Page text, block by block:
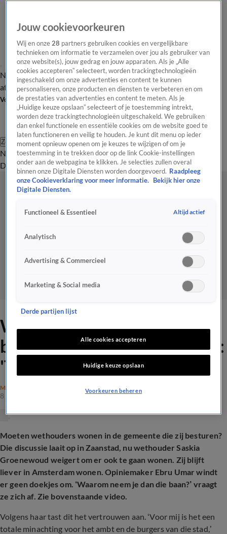
Nieuws van de DagOpinie van de Dag Onze categorieën Laatste
afleveringVideo's Nieuws van de Dag Podcast
Volg Nieuws van de Dag
Zoeken
Nieuws van de DagOpinie van de
Dag
Video'sUitzendingen PodcastPanelContact
Wethouder Zaanstad wil
blijven wonen in Amsterdam:
'Totale minachting'
MAATSCHAPPIJ
8 juli 2026, 19:13
Moeten wethouders wonen in de gemeente die zij besturen?
Die discussie laait op in Zaanstad, nu wethouder Saskia
Groenewoud weigert om er ook te gaan wonen. Zij blijft
liever in Amsterdam wonen. Opiniemaker Ebru Umar windt
er geen doekjes om. ‘Waarom neem je dan die baan?’ vraagt
ze zich af. Zie bovenstaande video.
Volgens haar tast dit het vertrouwen aan. ‘Voor mij is het een
totale minachting voor het ambt en de burgers van die stad,’
Jouw cookievoorkeuren
Wij en onze28 partners gebruiken cookies en vergelijkbare
technieken om informatie te verzamelen over jou als gebruiker van
onze website(s), jouw gedrag en jouw apparaten. Als je „Alle
cookies accepteren” selecteert, worden trackingtechnologieën
ingeschakeld om onze advertenties en content te kunnen
personaliseren, onze producten en diensten te verbeteren en om
de prestaties van advertenties en content te meten. Als je
„Huidige keuze opslaan” selecteert of je toestemming intrekt,
worden deze trackingtechnologieën uitgeschakeld. We gebruiken
dan enkel functionele en essentiële cookies om de website goed te
laten functioneren en veilig te houden. Je kunt dit menu op ieder
moment opnieuw openen om je keuzes te wijzigen of om je
toestemming in te trekken door op de link Cookie-instellingen
onder aan de webpagina te klikken. Je selecties zullen overal
binnen onze Digitale Diensten worden doorgevoerd. Raadpleeg
onze Cookieverklaring voor meer informatie.
Bekijk hier onze
Digitale Diensten.
Functioneel & Essentieel Altijd actief
Analytisch
Advertising & Commercieel
Marketing & Social media
Derde partijen lijst
Alle cookies accepteren
Huidige keuze opslaan
Voorkeuren beheren